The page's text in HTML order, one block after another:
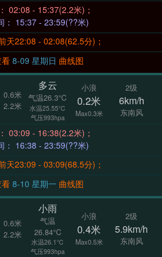
涨潮时间： 02:08 - 15:37(2.2米)；
退潮时间： 15:37 - 23:59(??米)
天22:08 - 02:08(62.5分)；
8-09 星期日 曲线图
0.6米
2.2米
多云
气温26.3°C
水温25.55°C
气压993hpa
小浪
0.2米
Max0.3米
2级
6km/h
东南风
涨潮时间： 03:09 - 16:38(2.2米)；
退潮时间： 16:38 - 23:59(??米)
天23:09 - 03:09(68.5分)；
8-10 星期一 曲线图
0.6米
2.2米
小雨
气温
26.84°C
水温26.1°C
气压993hpa
小浪
0.4米
Max0.5米
2级
5.9km/h
东南风